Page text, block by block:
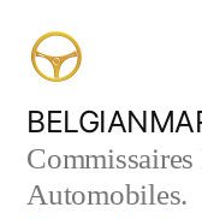
contenu
Automobiles.